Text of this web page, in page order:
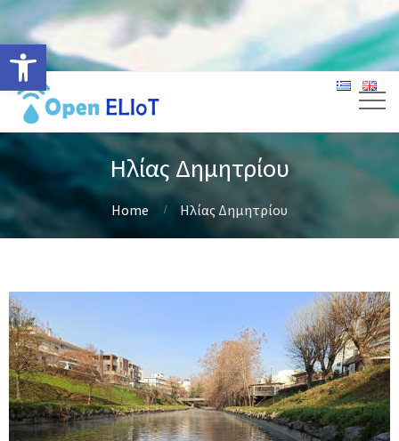
Ανοίξτε τη γραμμή εργαλείων
Ηλίας Δημητρίου
Home Ηλίας Δημητρίου